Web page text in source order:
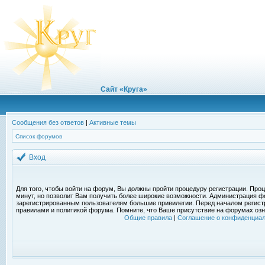
Сайт «Круга»
Сообщения без ответов | Активные темы
Список форумов
Вход
Для того, чтобы войти на форум, Вы должны пройти процедуру регистрации.
минут, но позволит Вам получить более широкие возможности. Администрация
зарегистрированным пользователям большие привилегии. Перед началом
правилами и политикой форума. Помните, что Ваше присутствие на форумах
Общие правила| Соглашение о